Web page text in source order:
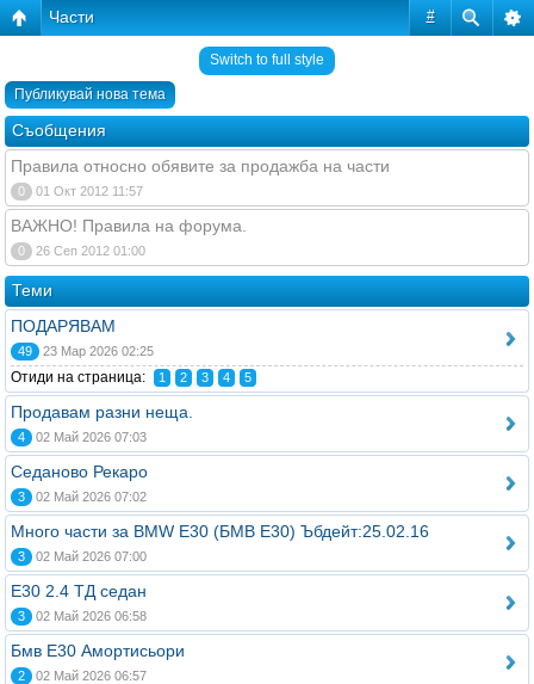
#
Части
Switch to full style
Публикувай нова тема
Съобщения
Правила относно обявите за продажба на части
0 01 Окт 2012 11:57
ВАЖНО! Правила на форума.
0 26 Сеп 2012 01:00
Теми
ПОДАРЯВАМ
49 23 Мар 2026 02:25
Отиди на страница: 1 2 3 4 5
Продавам разни неща.
4 02 Май 2026 07:03
Седаново Рекаро
3 02 Май 2026 07:02
Много части за BMW E30 (БМВ Е30) Ъбдейт:25.02.16
3 02 Май 2026 07:00
Е30 2.4 ТД седан
3 02 Май 2026 06:58
Бмв Е30 Амортисьори
2 02 Май 2026 06:57